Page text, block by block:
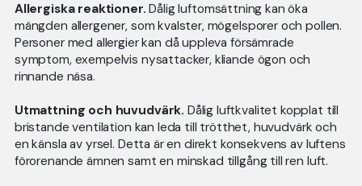
Kontakta oss via formuläret så
återkommer vi med mer information.
Allergiska reaktioner.Dålig luftomsättning kan öka
mängden allergener, som kvalster, mögelsporer och pollen.
Personer med allergier kan då uppleva försämrade
symptom, exempelvis nysattacker, kliande ögon och
rinnande näsa.
Utmattning och huvudvärk. Dålig luftkvalitet kopplat till
bristande ventilation kan leda till trötthet, huvudvärk och
en känsla av yrsel. Detta är en direkt konsekvens av luftens
förorenande ämnen samt en minskad tillgång till ren luft.